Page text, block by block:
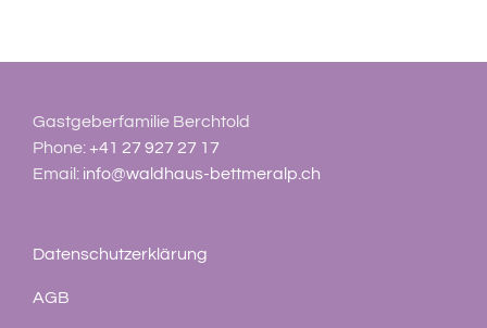
Gastgeberfamilie Berchtold
Phone:+41 27 927 27 17
Email: info@waldhaus-bettmeralp.ch
Datenschutzerklärung
AGB